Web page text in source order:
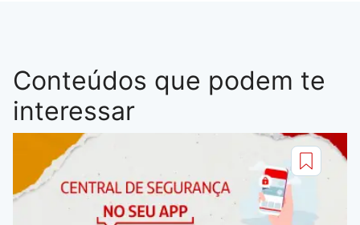
Conteúdos que podem te
interessar